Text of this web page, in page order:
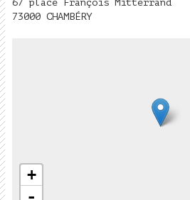
67 place François Mitterrand
73000 CHAMBÉRY
+